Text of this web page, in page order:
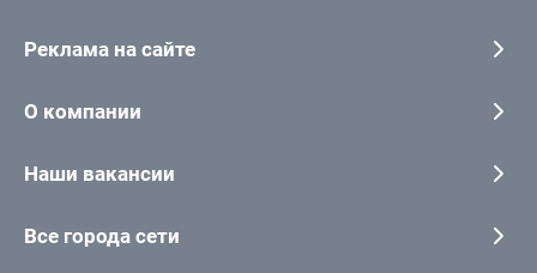
Реклама на сайте
О компании
Наши вакансии
Все города сети